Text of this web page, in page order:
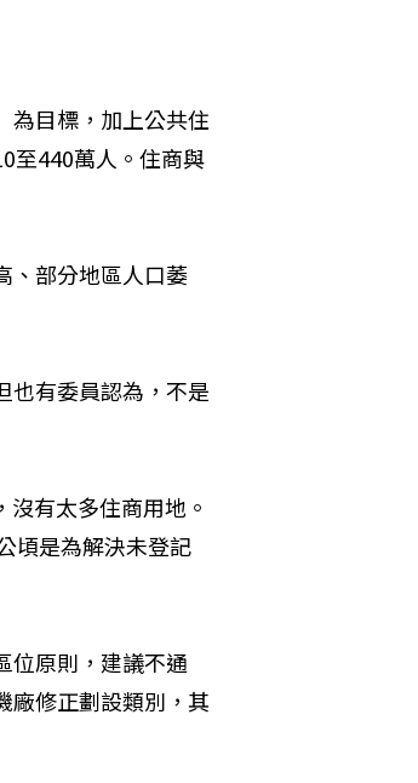
為目標，加上公共住
至440萬人。住商與
、部分地區人口萎
也有委員認為，不是
有太多住商用地。
頃是為解決未登記
位原則，建議不通
廠修正劃設類別，其